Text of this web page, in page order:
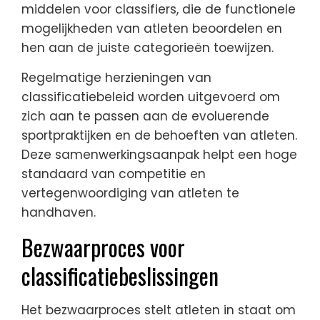
middelen voor classifiers, die de functionele
mogelijkheden van atleten beoordelen en
hen aan de juiste categorieën toewijzen.
Regelmatige herzieningen van
classificatiebeleid worden uitgevoerd om
zich aan te passen aan de evoluerende
sportpraktijken en de behoeften van atleten.
Deze samenwerkingsaanpak helpt een hoge
standaard van competitie en
vertegenwoordiging van atleten te
handhaven.
Bezwaarproces voor
classificatiebeslissingen
Het bezwaarproces stelt atleten in staat om